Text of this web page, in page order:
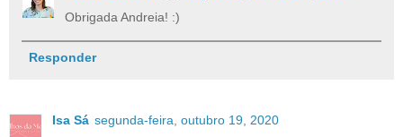
Obrigada Andreia! :)
Responder
Isa Sá segunda-feira, outubro 19, 2020